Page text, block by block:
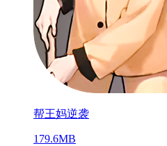
帮王妈逆袭
179.6MB